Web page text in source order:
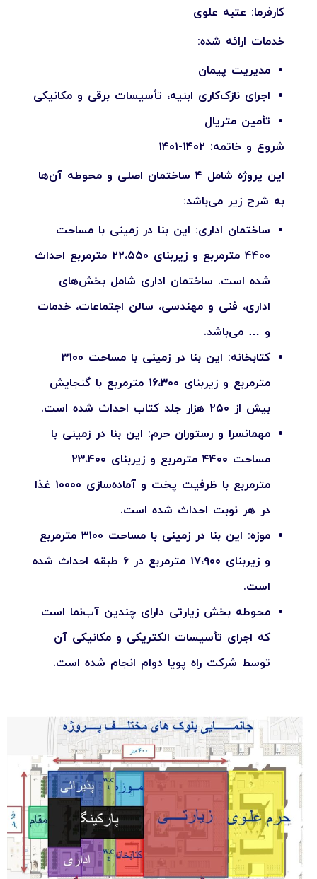
کارفرما: عتبه علوی
خدمات ارائه شده:
مدیریت پیمان
اجرای نازک‌کاری ابنیه، تأسیسات برقی و مکانیکی
تأمین متریال
شروع و خاتمه: ۱۴۰۲-۱۴۰۱
این پروژه شامل ۴ ساختمان اصلی و محوطه آن‌ها
به شرح زیر می‌باشد:
ساختمان اداری: این بنا در زمینی با مساحت
۴۴۰۰ مترمربع و زیربنای ۲۲،۵۵۰ مترمربع احداث
شده است. ساختمان اداری شامل بخش‌های
اداری، فنی و مهندسی، سالن اجتماعات، خدمات
و … می‌باشد.
کتابخانه: این بنا در زمینی با مساحت ۳۱۰۰
مترمربع و زیربنای ۱۶،۳۰۰ مترمربع با گنجایش
بیش از ۲۵۰ هزار جلد کتاب احداث شده است.
مهمانسرا و رستوران حرم: این بنا در زمینی با
مساحت ۴۴۰۰ مترمربع و زیربنای ۲۳،۴۰۰
مترمربع با ظرفیت پخت و آماده‌سازی ۱۰۰۰۰ غذا
در هر نوبت احداث شده است.
موزه: این بنا در زمینی با مساحت ۳۱۰۰ مترمربع
و زیربنای ۱۷،۹۰۰ مترمربع در ۶ طبقه احداث شده
است.
محوطه بخش زیارتی دارای چندین آب‌نما است
که اجرای تأسیسات الکتریکی و مکانیکی آن
توسط شرکت راه پویا دوام انجام شده است.